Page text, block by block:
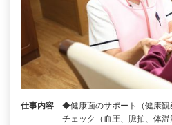
仕事内容
◆健康面のサポート（健康
チェック（血圧、脈拍、体